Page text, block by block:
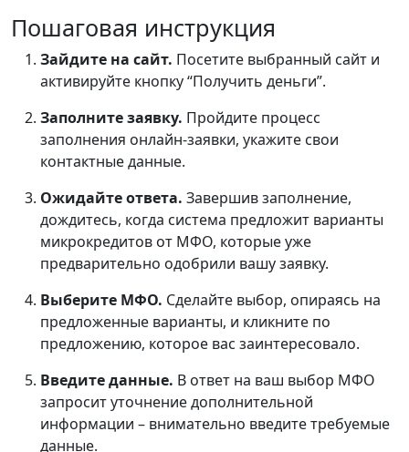
Пошаговая инструкция
Зайдите на сайт. Посетите выбранный сайт и
активируйте кнопку “Получить деньги”.
Заполните заявку. Пройдите процесс
заполнения онлайн-заявки, укажите свои
контактные данные.
Ожидайте ответа. Завершив заполнение,
дождитесь, когда система предложит варианты
микрокредитов от МФО, которые уже
предварительно одобрили вашу заявку.
Выберите МФО. Сделайте выбор, опираясь на
предложенные варианты, и кликните по
предложению, которое вас заинтересовало.
Введите данные. В ответ на ваш выбор МФО
запросит уточнение дополнительной
информации – внимательно введите требуемые
данные.